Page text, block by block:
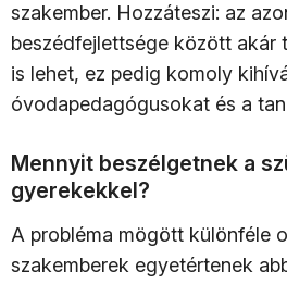
szakember. Hozzáteszi: az
beszédfejlettsége között akár
is lehet, ez pedig komoly
óvodapedagógusokat és a
Mennyit beszélgetnek a
gyerekekkel?
A probléma mögött különféle
szakemberek egyetértenek